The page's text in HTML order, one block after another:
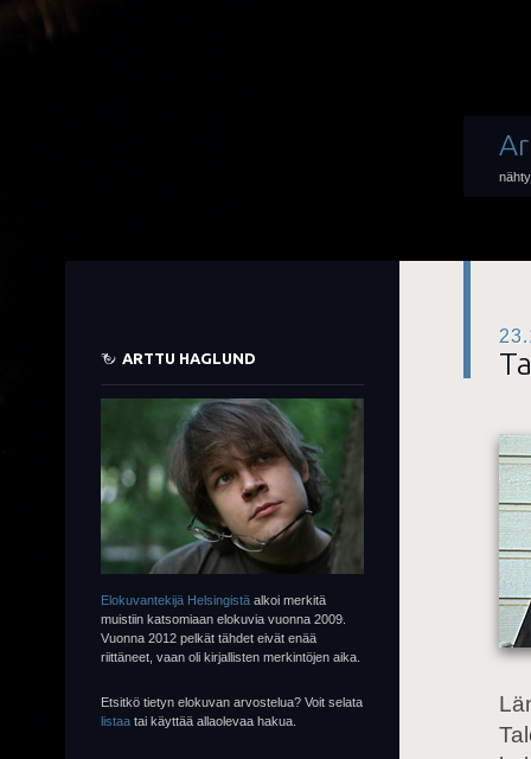
ARTTU HAGLUND
Elokuvantekijä Helsingistä alkoi merkitä
muistiin katsomiaan elokuvia vuonna 2009.
Vuonna 2012 pelkät tähdet eivät enää
riittäneet, vaan oli kirjallisten merkintöjen aika.
Etsitkö tietyn elokuvan arvostelua? Voit selata
listaa tai käyttää allaolevaa hakua.